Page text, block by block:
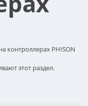
контроллерах PHISON
этот раздел.